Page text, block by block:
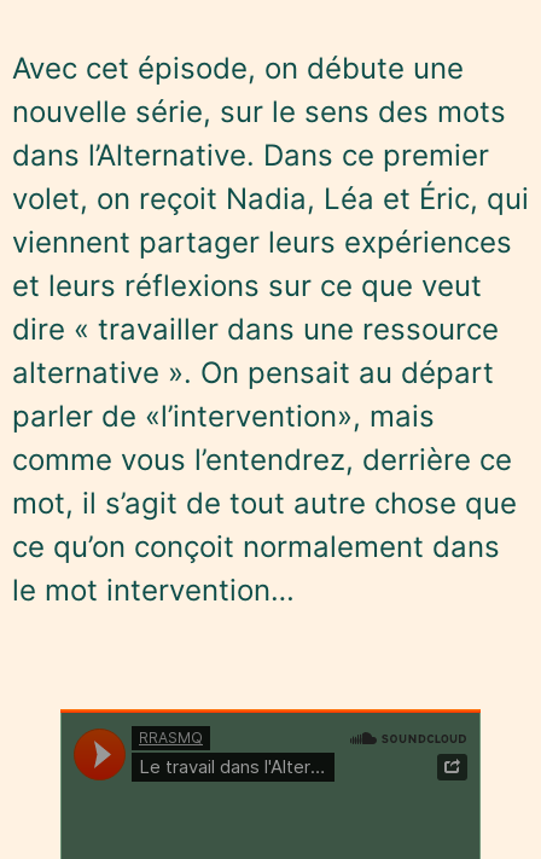
Avec cet épisode, on débute une
nouvelle série, sur le sens des mots
dans l’Alternative. Dans ce premier
volet, on reçoit Nadia, Léa et Éric, qui
viennent partager leurs expériences
et leurs réflexions sur ce que veut
dire « travailler dans une ressource
alternative ». On pensait au départ
parler de «l’intervention», mais
comme vous l’entendrez, derrière ce
mot, il s’agit de tout autre chose que
ce qu’on conçoit normalement dans
le mot intervention…